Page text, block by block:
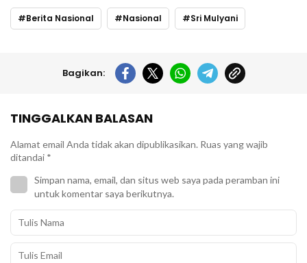
Berita Nasional Nasional Sri Mulyani
Bagikan:
TINGGALKAN BALASAN
Alamat email Anda tidak akan dipublikasikan. Ruas yang wajib
ditandai *
Simpan nama, email, dan situs web saya pada peramban ini
untuk komentar saya berikutnya.